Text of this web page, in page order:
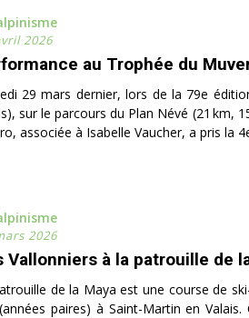
2026
au Trophée du
29 mars dernier, lors de la 79e
sur le parcours du Plan Névé (21 km,
associée à Isabelle Vaucher, a pris la
2026
Vallonniers à la patrouille de
de la Maya est une course de
paires) à Saint-Martin en Valais.